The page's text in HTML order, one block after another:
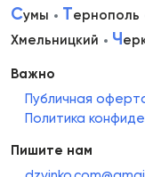
Сумы Тернополь
Хмельницкий
Ч
Важно
Публичная
Политика
Пишите нам